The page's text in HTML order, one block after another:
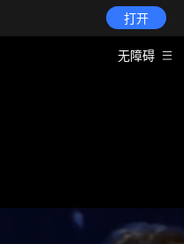
打开
无障碍